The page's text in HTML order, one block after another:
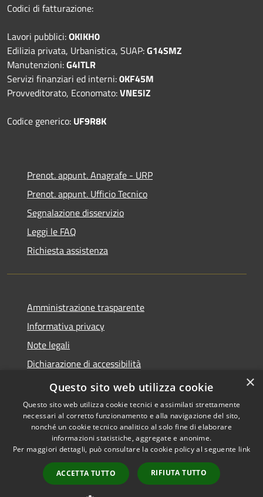
Codici di fatturazione:
Lavori pubblici:OKIKH0
Edilizia privata, Urbanistica, SUAP:G14SMZ
Manutenzioni:G4ITLR
Servizi finanziari ed interni:0KF45M
Provveditorato, Economato:VNE5IZ
Codice generico: UF9R8K
Prenot. appunt. Anagrafe - URP
Prenot. appunt. Ufficio Tecnico
Segnalazione disservizio
Leggi le FAQ
Richiesta assistenza
Amministrazione trasparente
Informativa privacy
Note legali
Dichiarazione di accessibilità
Whistleblowing
Accessibilità
Copyright © 2026 • Comune di
Certaldo • Powered by
Municipium•
Accesso
redazione
×
Questo sito web utilizza cookie
Questo sito web utilizza cookie tecnici e assimilati strettamente
necessari al corretto funzionamento e alla navigazione del sito,
nonché un cookie tecnico analitico al solo fine di elaborare
informazioni statistiche, aggregate e anonime.
Per maggiori dettagli, può consultare la cookie policy al seguente link
ACCETTA TUTTO RIFIUTA TUTTO